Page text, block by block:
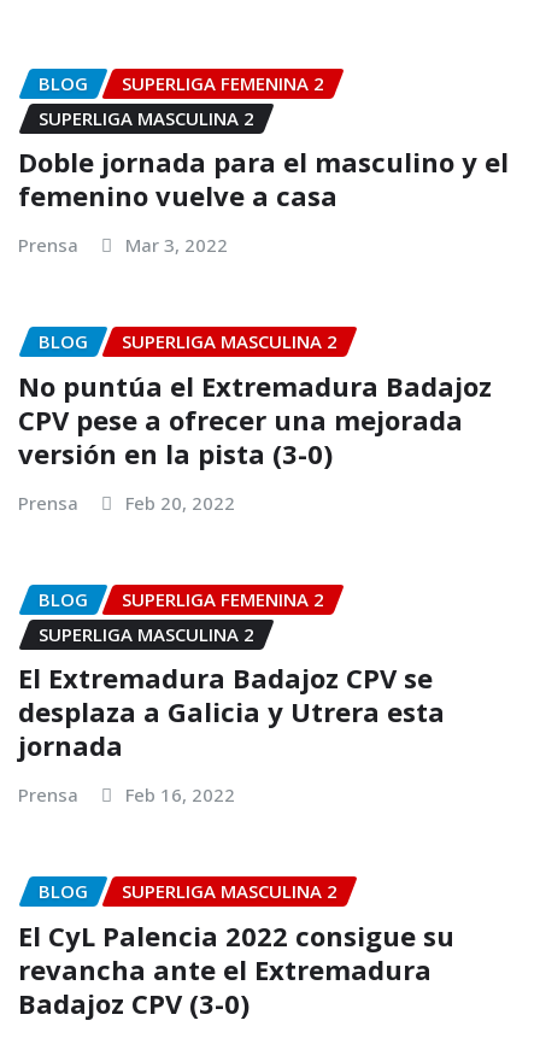
BLOG
SUPERLIGA FEMENINA 2
SUPERLIGA MASCULINA 2
Doble jornada para el masculino y el
femenino vuelve a casa
Prensa Mar 3, 2022
BLOG SUPERLIGA MASCULINA 2
No puntúa el Extremadura Badajoz
CPV pese a ofrecer una mejorada
versión en la pista (3-0)
Prensa Feb 20, 2022
BLOG
SUPERLIGA FEMENINA 2
SUPERLIGA MASCULINA 2
El Extremadura Badajoz CPV se
desplaza a Galicia y Utrera esta
jornada
Prensa Feb 16, 2022
BLOG SUPERLIGA MASCULINA 2
El CyL Palencia 2022 consigue su
revancha ante el Extremadura
Badajoz CPV (3-0)